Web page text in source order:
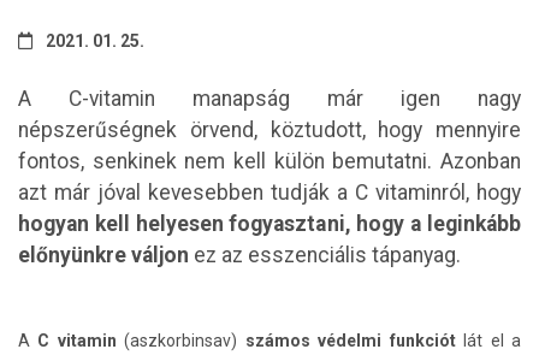
2021. 01. 25.
A C-vitamin manapság már igen nagy
népszerűségnek örvend, köztudott, hogy mennyire
fontos, senkinek nem kell külön bemutatni. Azonban
azt már jóval kevesebben tudják a C vitaminról, hogy
hogyan kell helyesen fogyasztani, hogy a leginkább
előnyünkre váljon ez az esszenciális tápanyag.
A C vitamin (aszkorbinsav) számos védelmi funkciótlát el a